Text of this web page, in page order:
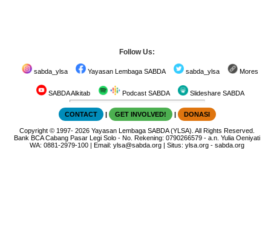
Follow Us:
sabda_ylsa Yayasan Lembaga SABDA sabda_ylsa Mores
SABDA Alkitab Podcast SABDA Slideshare SABDA
CONTACT | GET INVOLVED! | DONASI
Copyright © 1997-2026Yayasan Lembaga SABDA (YLSA). All Rights Reserved.
Bank BCA Cabang Pasar Legi Solo - No. Rekening: 0790266579 - a.n. Yulia Oeniyati
WA:0881-2979-100 | Email:ylsa@sabda.org | Situs:ylsa.org -sabda.org